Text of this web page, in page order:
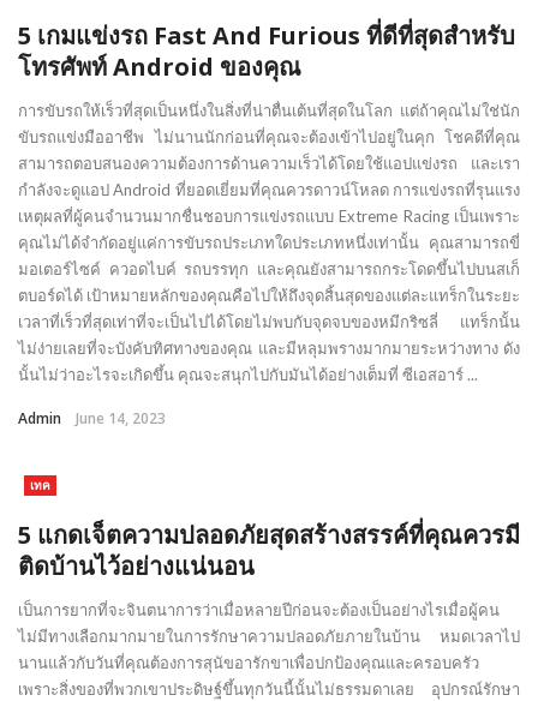
5 เกมแข่งรถ Fast And Furious ที่ดีที่สุดสำหรับ
โทรศัพท์ Android ของคุณ
การขับรถให้เร็วที่สุดเป็นหนึ่งในสิ่งที่น่าตื่นเต้นที่สุดในโลก แต่ถ้าคุณไม่ใช่นัก
ขับรถแข่งมืออาชีพ ไม่นานนักก่อนที่คุณจะต้องเข้าไปอยู่ในคุก โชคดีที่คุณ
สามารถตอบสนองความต้องการด้านความเร็วได้โดยใช้แอปแข่งรถ และเรา
กำลังจะดูแอป Android ที่ยอดเยี่ยมที่คุณควรดาวน์โหลด การแข่งรถที่รุนแรง
เหตุผลที่ผู้คนจำนวนมากชื่นชอบการแข่งรถแบบ Extreme Racing เป็นเพราะ
คุณไม่ได้จำกัดอยู่แค่การขับรถประเภทใดประเภทหนึ่งเท่านั้น คุณสามารถขี่
มอเตอร์ไซค์ ควอดไบค์ รถบรรทุก และคุณยังสามารถกระโดดขึ้นไปบนสเก็
ตบอร์ดได้ เป้าหมายหลักของคุณคือไปให้ถึงจุดสิ้นสุดของแต่ละแทร็กในระยะ
เวลาที่เร็วที่สุดเท่าที่จะเป็นไปได้โดยไม่พบกับจุดจบของหมีกริซลี่ แทร็กนั้น
ไม่ง่ายเลยที่จะบังคับทิศทางของคุณ และมีหลุมพรางมากมายระหว่างทาง ดัง
นั้นไม่ว่าอะไรจะเกิดขึ้น คุณจะสนุกไปกับมันได้อย่างเต็มที่ ซีเอสอาร์ ...
Admin June 14, 2023
เทค
5 แกดเจ็ตความปลอดภัยสุดสร้างสรรค์ที่คุณควรมี
ติดบ้านไว้อย่างแน่นอน
เป็นการยากที่จะจินตนาการว่าเมื่อหลายปีก่อนจะต้องเป็นอย่างไรเมื่อผู้คน
ไม่มีทางเลือกมากมายในการรักษาความปลอดภัยภายในบ้าน หมดเวลาไป
นานแล้วกับวันที่คุณต้องการสุนัขอารักขาเพื่อปกป้องคุณและครอบครัว
เพราะสิ่งของที่พวกเขาประดิษฐ์ขึ้นทุกวันนี้นั้นไม่ธรรมดาเลย อุปกรณ์รักษา